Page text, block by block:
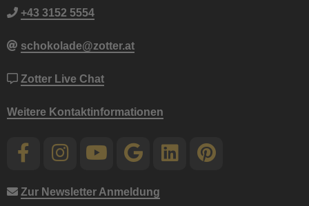
+43 3152 5554
schokolade@zotter.at
Zotter Live Chat
Weitere Kontaktinformationen
Zur Newsletter Anmeldung